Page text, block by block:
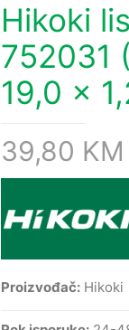
Hikoki
752031
19,0 x
39,80 KM
Proizvođač: Hikoki